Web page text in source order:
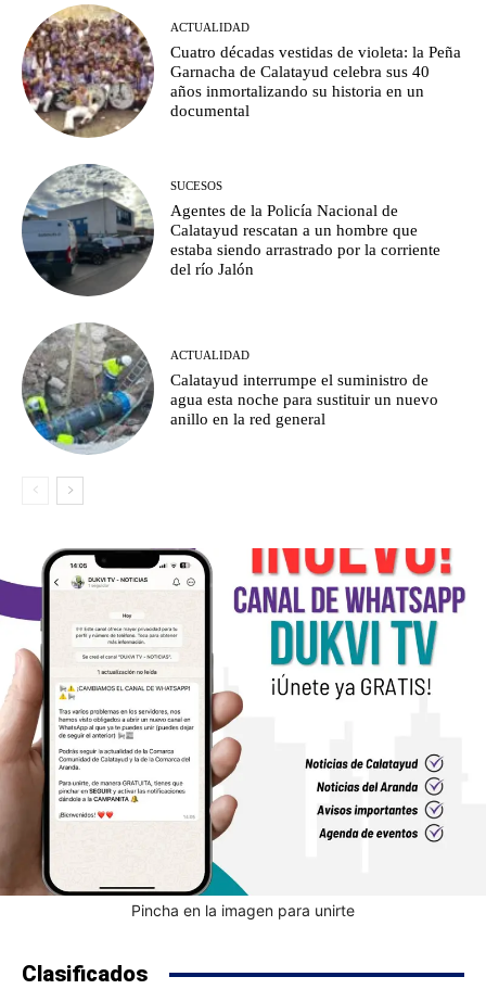
ACTUALIDAD
Cuatro décadas vestidas de violeta: la Peña
Garnacha de Calatayud celebra sus 40
años inmortalizando su historia en un
documental
SUCESOS
Agentes de la Policía Nacional de
Calatayud rescatan a un hombre que
estaba siendo arrastrado por la corriente
del río Jalón
ACTUALIDAD
Calatayud interrumpe el suministro de
agua esta noche para sustituir un nuevo
anillo en la red general
Pincha en la imagen para unirte
Clasificados